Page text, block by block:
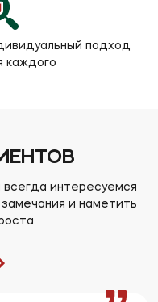
подход
каждого
интересуемся
и наметить